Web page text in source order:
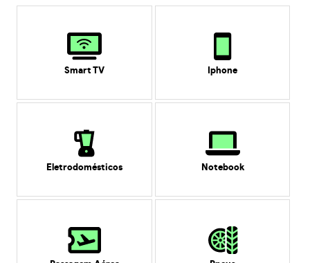
Smart TV Iphone
Eletrodomésticos Notebook